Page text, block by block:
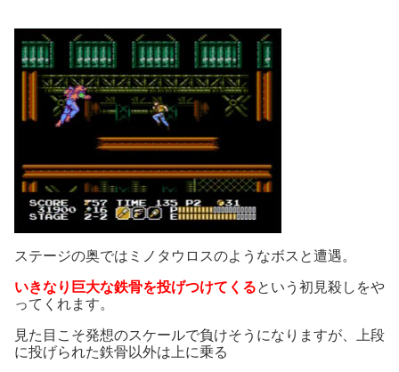
ステージの奥ではミノタウロスのようなボスと遭遇。
いきなり巨大な鉄骨を投げつけてくるという初見殺しをや
ってくれます。
見た目こそ発想のスケールで負けそうになりますが、上段
に投げられた鉄骨以外は上に乗る